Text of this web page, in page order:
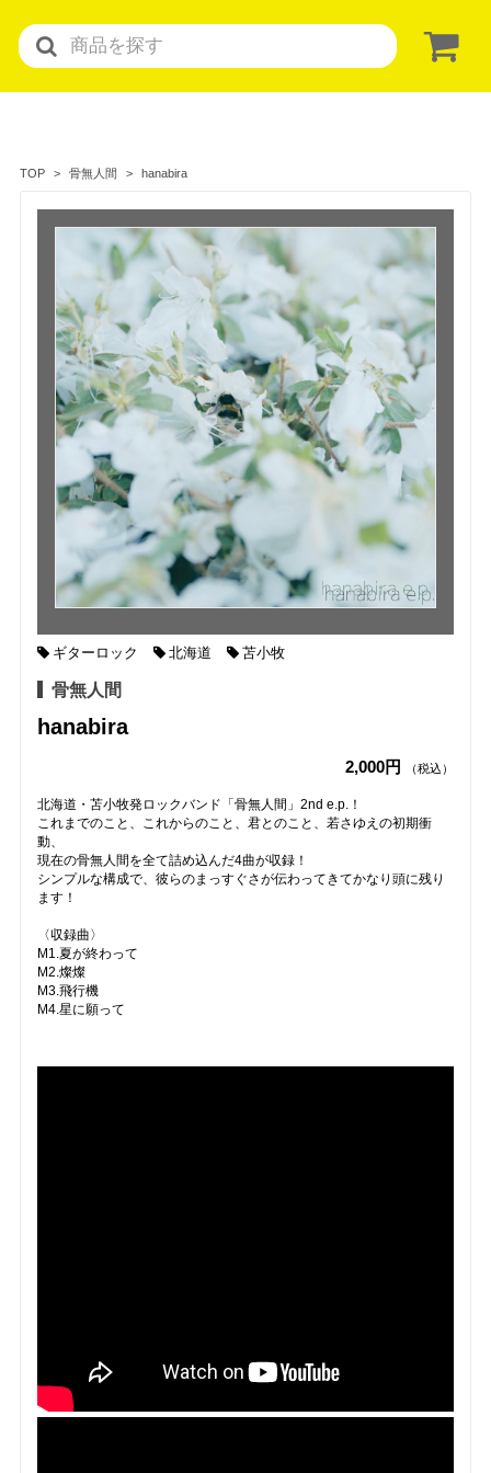
TOP 骨無人間 hanabira
ギターロック 北海道 苫小牧
骨無人間
hanabira
2,000円 （税込）
北海道・苫小牧発ロックバンド「骨無人間」2nd e.p.！
これまでのこと、これからのこと、君とのこと、若さゆえの初期衝
動、
現在の骨無人間を全て詰め込んだ4曲が収録！
シンプルな構成で、彼らのまっすぐさが伝わってきてかなり頭に残り
ます！
〈収録曲〉
M1.夏が終わって
M2.燦燦
M3.飛行機
M4.星に願って